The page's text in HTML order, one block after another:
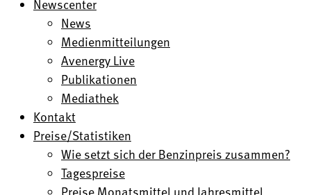
Newscenter
News
Medienmitteilungen
Avenergy Live
Publikationen
Mediathek
Kontakt
Preise/Statistiken
Wie setzt sich der Benzinpreis zusammen?
Tagespreise
Preise Monatsmittel und Jahresmittel